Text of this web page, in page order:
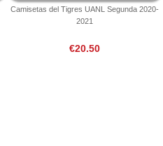
Camisetas del Tigres UANL Segunda 2020-
2021
€20.50